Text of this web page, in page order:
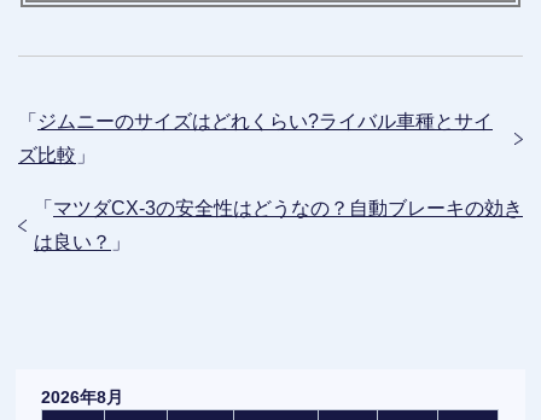
「 ジムニーのサイズはどれくらい?ライバル車種とサイ
ズ比較 」
「 マツダCX-3の安全性はどうなの？自動ブレーキの効き
は良い？ 」
2026年8月